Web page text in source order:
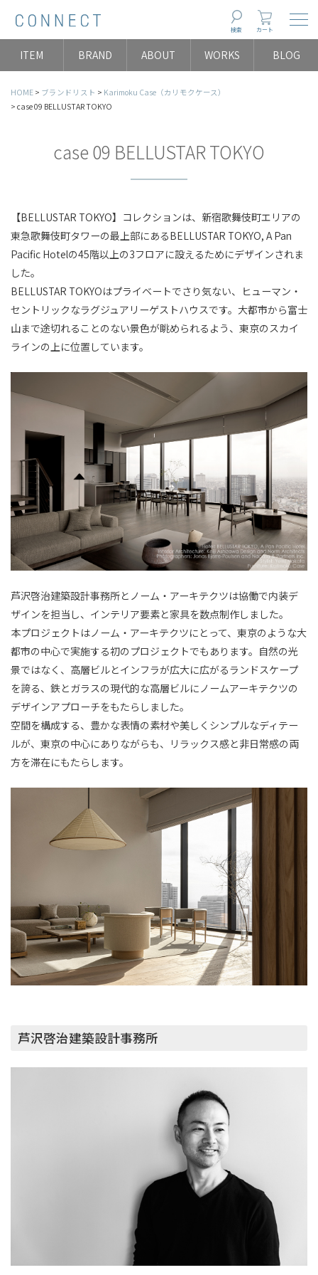
検索 カート
ITEM BRAND ABOUT WORKS BLOG
HOME ブランドリスト
Karimoku Case（カリモクケース）
case 09 BELLUSTAR TOKYO
case 09 BELLUSTAR TOKYO
【BELLUSTAR TOKYO】コレクションは、新宿歌舞伎町エリアの
東急歌舞伎町タワーの最上部にあるBELLUSTAR TOKYO, A Pan
Pacific Hotelの45階以上の3フロアに設えるためにデザインされま
した。
BELLUSTAR TOKYOはプライベートでさり気ない、ヒューマン・
セントリックなラグジュアリーゲストハウスです。大都市から富士
山まで途切れることのない景色が眺められるよう、東京のスカイ
ラインの上に位置しています。
芦沢啓治建築設計事務所とノーム・アーキテクツは協働で内装デ
ザインを担当し、インテリア要素と家具を数点制作しました。
本プロジェクトはノーム・アーキテクツにとって、東京のような大
都市の中心で実施する初のプロジェクトでもあります。自然の光
景ではなく、高層ビルとインフラが広大に広がるランドスケープ
を誇る、鉄とガラスの現代的な高層ビルにノームアーキテクツの
デザインアプローチをもたらしました。
空間を構成する、豊かな表情の素材や美しくシンプルなディテー
ルが、東京の中心にありながらも、リラックス感と非日常感の両
方を滞在にもたらします。
芦沢啓治建築設計事務所